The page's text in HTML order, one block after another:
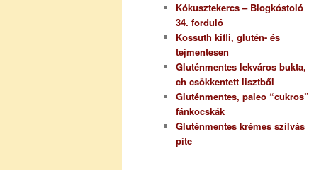
Kókusztekercs – Blogkóstoló
34. forduló
Kossuth kifli, glutén- és
tejmentesen
Gluténmentes lekváros bukta,
ch csökkentett lisztből
Gluténmentes, paleo “cukros”
fánkocskák
Gluténmentes krémes szilvás
pite